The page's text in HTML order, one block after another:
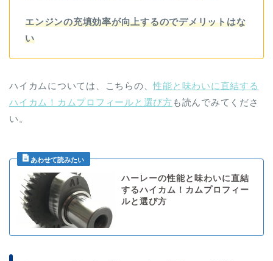
エンジンの充填効率が向上するのでデメリットはな
い
ハイカムについては、こちらの、性能と味わいに直結する
ハイカム！カムプロフィールと選び方 も読んでみてくださ
い。
ハーレーの性能と味わいに直結
するハイカム！カムプロフィー
ルと選び方